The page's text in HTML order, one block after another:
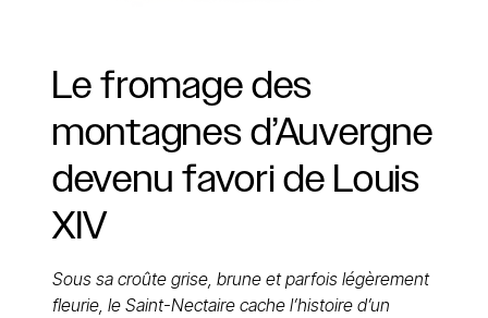
Lefromagedes
montagnes d’Auvergne
devenu favoride Louis
XIV
Sous sa croûte grise, brune et parfois légèrement
fleurie, le Saint-Nectaire cache l’histoire d’un